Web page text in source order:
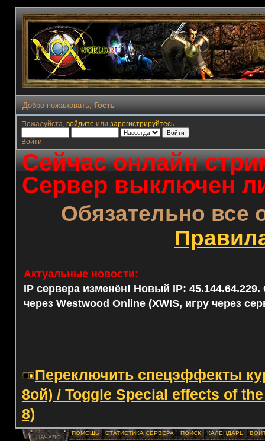
Добро пожаловать, Гость
Пожалуйста, войдите или зарегистрируйтесь.
Войти
Сейчас онлайн
Сервер выключен
Обязательно все
Актуальные новости:
IP сервера изменён! Новый IP: 45.144.64.229.
через Westwood Online (XWIS, игру через
Переключить спецэффекты
8ой) / Toggle Special effects of
8)
НАЧАЛО
ПОМОЩЬ СТАТИСТИКА СЕРВЕРА ПОИСК КАЛЕНДАРЬ